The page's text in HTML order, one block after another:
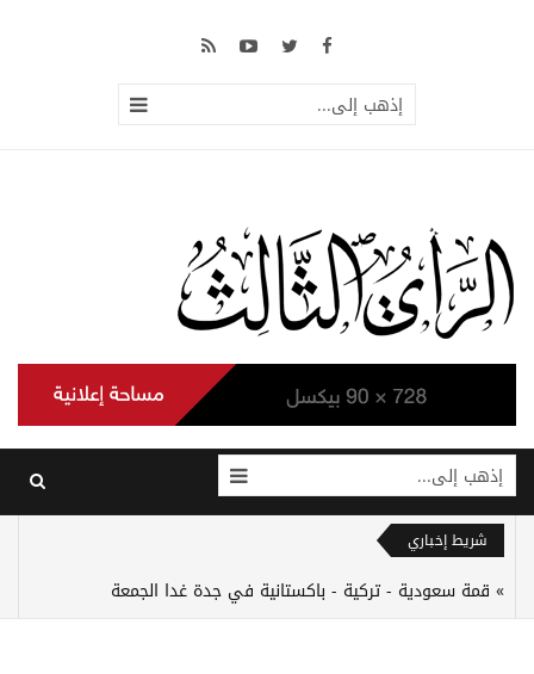
إذهب إلى...
إذهب إلى...
شريط إخباري
قمة سعودية - تركية - باكستانية في جدة غدا الجمعة